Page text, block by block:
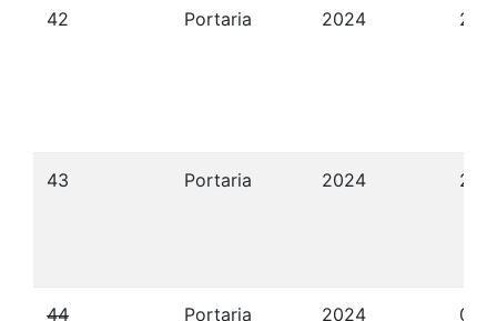
42 Portaria 2024 21/
43 Portaria 2024 21/
44 Portaria 2024 06/